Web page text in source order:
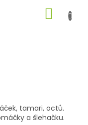
KOŠÍK
tamari, octů.
a šlehačku.